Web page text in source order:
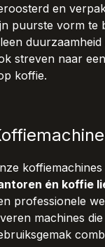
en
puurste vorm te
streven naar
koffie.
én koffie
professionele
machines